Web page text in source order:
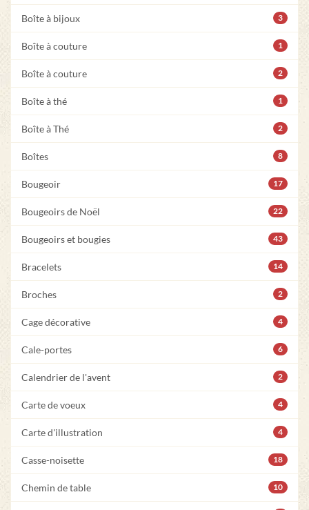
Boîte à bijoux 3
Boîte à couture 1
Boîte à couture 2
Boîte à thé 1
Boîte à Thé 2
Boîtes 8
Bougeoir 17
Bougeoirs de Noël 22
Bougeoirs et bougies 43
Bracelets 14
Broches 2
Cage décorative 4
Cale-portes 6
Calendrier de l'avent 2
Carte de voeux 4
Carte d'illustration 4
Casse-noisette 18
Chemin de table 10